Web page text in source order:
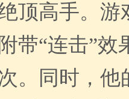
顶高手。游
带“连击”效
。同时，他